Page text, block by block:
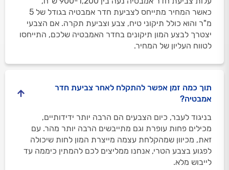
כאשר המחיר מתייחס לצביעת חדר אמבטיה בגודל של 5
מ"ר והוא כולל תיקוני טיח, צבע וצביעת תקרה. אם הצבעי
יצטרך לבצע המון תיקונים בחדר האמבטיה שלכם, התייחסו
לטווח העליון של המחיר.
תוך כמה זמן אפשר להתקלח לאחר צביעת חדר
אמבטיה?
בניגוד לעבר, כיום הצבעים הם הרבה יותר ידידותיים,
מכילים פחות עופרת וגם מתייבשים הרבה יותר מהר. עם
זאת, מכיוון שמהקלחת עצמה מייצרת המון לחות שיכולה
לפגוע בצבע הטרי, אנחנו ממליצים לכם להמתין כיממה עד
לייבוש מלא.